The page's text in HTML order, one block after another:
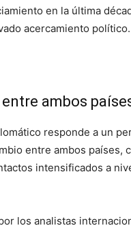
en la última
acercamiento político.
ambos
responde a un
entre ambos países,
intensificados a
los analistas